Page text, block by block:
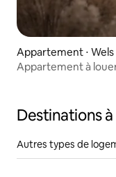
Appartement ⋅ Wels
Appartement à
Destinations
Autres types de